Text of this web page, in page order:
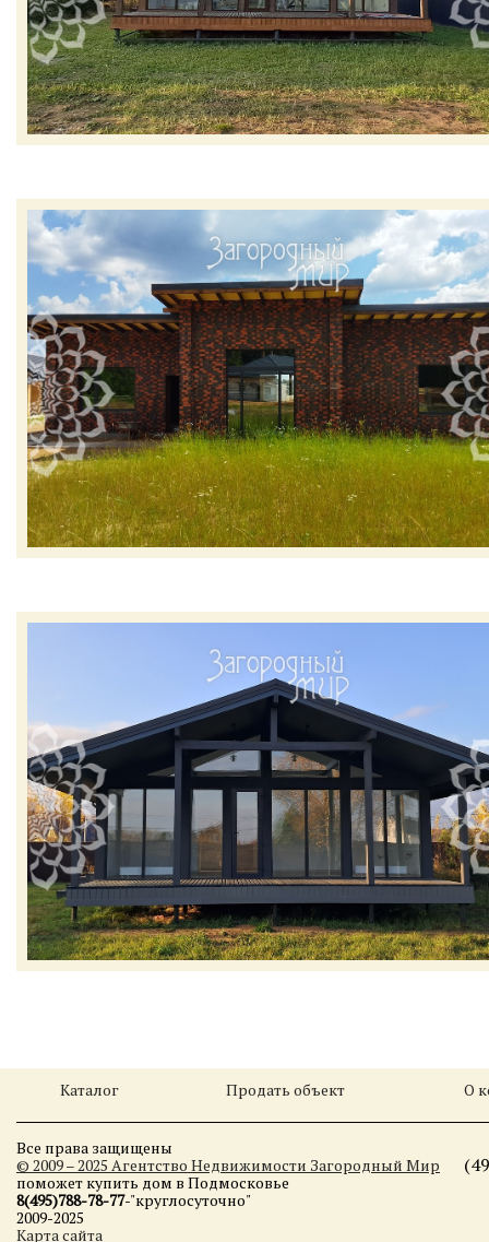
Каталог Продать объект О
Все права защищены
© 2009 – 2025 Агентство Недвижимости Загородный Мир
поможет купить дом в Подмосковье
8(495)788-78-77-"круглосуточно"
2009-2025
Карта сайта